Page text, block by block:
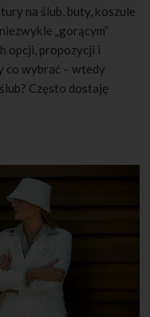
na ślub, buty, koszule
„gorącym”
opcji, propozycji i
co wybrać – wtedy
Często dostaję